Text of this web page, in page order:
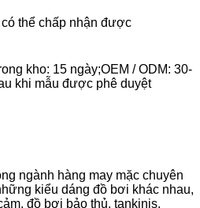
thể chấp nhận được
kho: 15 ngày;OEM / ODM: 30-
khi mẫu được phê duyệt
ngành hàng may mặc chuyên
kiểu dáng đồ bơi khác nhau,
đồ bơi bảo thủ, tankinis,